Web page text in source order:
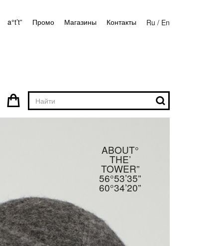
a°t’t” Промо Магазины Контакты Ru / En
3 0
ABOUT°
THE’
TOWER”
56°53’35”
60°34’20”